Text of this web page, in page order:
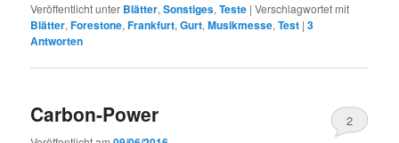
Veröffentlicht unter Blätter,Sonstiges,Teste |Verschlagwortet mit
Blätter,Forestone,Frankfurt,Gurt,Musikmesse,Test |3
Antworten
Carbon-Power 2